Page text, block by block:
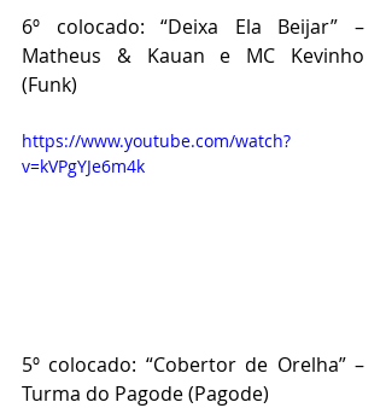
6º colocado: “Deixa Ela Beijar” –
Matheus & Kauan e MC Kevinho
(Funk)
https://www.youtube.com/watch?
v=kVPgYJe6m4k
5º colocado: “Cobertor de Orelha” –
Turma do Pagode (Pagode)